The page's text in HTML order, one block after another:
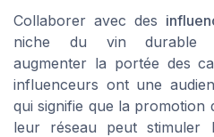
Collaborer avec des
niche du vin durable
augmenter la portée des
influenceurs ont une
qui signifie que la promotion
leur réseau peut stimuler